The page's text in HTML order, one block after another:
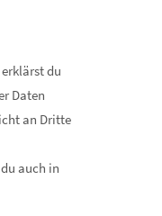
du
Daten
an Dritte
auch in